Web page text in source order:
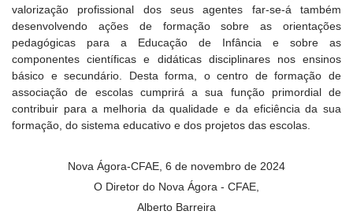
valorização profissional dos seus agentes far-se-á também
desenvolvendo ações de formação sobre as orientações
pedagógicas para a Educação de Infância e sobre as
componentes científicas e didáticas disciplinares nos ensinos
básico e secundário. Desta forma, o centro de formação de
associação de escolas cumprirá a sua função primordial de
contribuir para a melhoria da qualidade e da eficiência da sua
formação, do sistema educativo e dos projetos das escolas.
Nova Ágora-CFAE, 6 de novembro de 2024
O Diretor do Nova Ágora - CFAE,
Alberto Barreira